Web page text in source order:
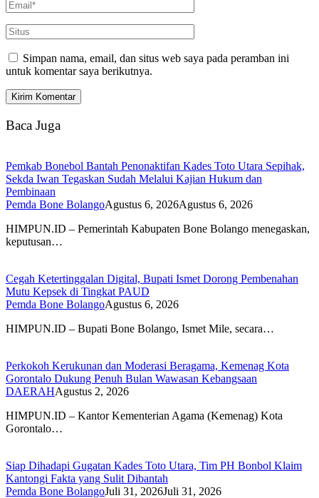
Simpan nama, email, dan situs web saya pada peramban ini
untuk komentar saya berikutnya.
Baca Juga
Pemkab Bonebol Bantah Penonaktifan Kades Toto Utara Sepihak,
Sekda Iwan Tegaskan Sudah Melalui Kajian Hukum dan
Pembinaan
Pemda Bone BolangoAgustus 6, 2026Agustus 6, 2026
HIMPUN.ID – Pemerintah Kabupaten Bone Bolango menegaskan,
keputusan…
Cegah Ketertinggalan Digital, Bupati Ismet Dorong Pembenahan
Mutu Kepsek di Tingkat PAUD
Pemda Bone BolangoAgustus 6, 2026
HIMPUN.ID – Bupati Bone Bolango, Ismet Mile, secara…
Perkokoh Kerukunan dan Moderasi Beragama, Kemenag Kota
Gorontalo Dukung Penuh Bulan Wawasan Kebangsaan
DAERAHAgustus 2, 2026
HIMPUN.ID – Kantor Kementerian Agama (Kemenag) Kota
Gorontalo…
Siap Dihadapi Gugatan Kades Toto Utara, Tim PH Bonbol Klaim
Kantongi Fakta yang Sulit Dibantah
Pemda Bone BolangoJuli 31, 2026Juli 31, 2026